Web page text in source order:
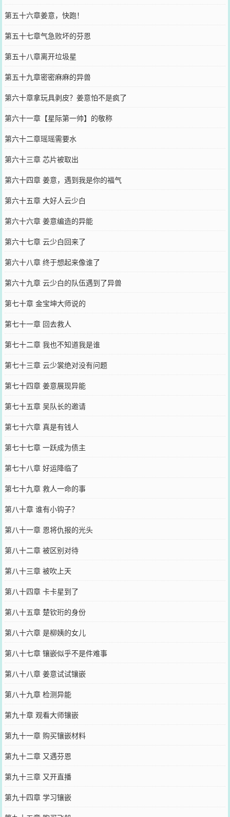
第五十六章姜意，快跑！
第五十七章气急败坏的芬恩
第五十八章离开垃圾星
第五十九章密密麻麻的异兽
第六十章拿玩具剥皮？姜意怕不是疯了
第六十一章【星际第一帅】的敬称
第六十二章瑶瑶需要水
第六十三章 芯片被取出
第六十四章 姜意，遇到我是你的福气
第六十五章 大好人云少白
第六十六章 姜意编造的异能
第六十七章 云少白回来了
第六十八章 终于想起来像谁了
第六十九章 云少白的队伍遇到了异兽
第七十章 金宝坤大师说的
第七十一章 回去救人
第七十二章 我也不知道我是谁
第七十三章 云少裳绝对没有问题
第七十四章 姜意展现异能
第七十五章 吴队长的邀请
第七十六章 真是有钱人
第七十七章 一跃成为债主
第七十八章 好运降临了
第七十九章 救人一命的事
第八十章 谁有小钩子？
第八十一章 恩将仇报的光头
第八十二章 被区别对待
第八十三章 被吹上天
第八十四章 卡卡星到了
第八十五章 楚钦珩的身份
第八十六章 是柳姨的女儿
第八十七章 镶嵌似乎不是件难事
第八十八章 姜意试试镶嵌
第八十九章 检测异能
第九十章 观看大师镶嵌
第九十一章 购买镶嵌材料
第九十二章 又遇芬恩
第九十三章 又开直播
第九十四章 学习镶嵌